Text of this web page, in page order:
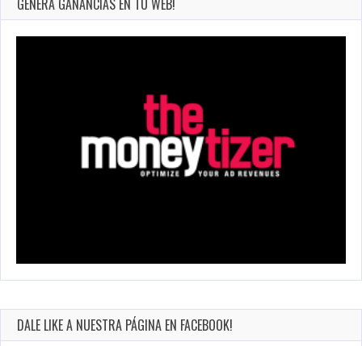
GENERA GANANCIAS EN TU WEB!
DALE LIKE A NUESTRA PÁGINA EN FACEBOOK!